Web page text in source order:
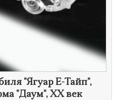
"​Ягуар E-Тайп",
"Даум", XX век